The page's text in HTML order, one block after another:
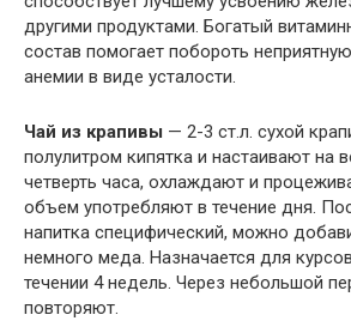
другими продуктами. Богатый
состав помогает побороть
анемии в виде усталости.
Чай из крапивы — 2-3 ст.л. сухой
полулитром кипятка и настаивают на
четверть часа, охлаждают и
объем употребляют в течение дня.
напитка специфический, можно
немного меда. Назначается для
течении 4 недель. Через небольшой
повторяют.